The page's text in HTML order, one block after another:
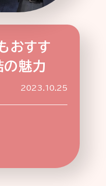
アサヒの人
ビール
ウイスキー
太郎
おすす
の魅力
2023.10.25